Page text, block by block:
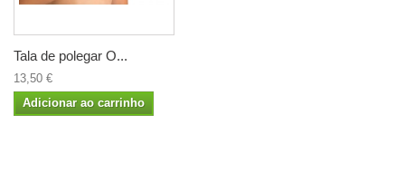
Tala de polegar O...
13,50 €
Adicionar ao carrinho